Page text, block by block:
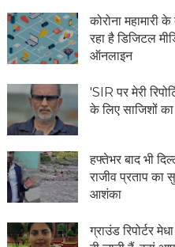
कोरोना महामारी
रहा है डिजिटल
ऑनलाइन
'SIR पर मेरी
के लिए साजिशों का
हफ्तेभर बाद भी
राजीव प्रताप का
आशंका
ग्राउंड रिपोर्टर